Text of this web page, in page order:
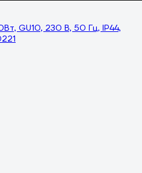
GU10, 230 В, 50 Гц, IP44,